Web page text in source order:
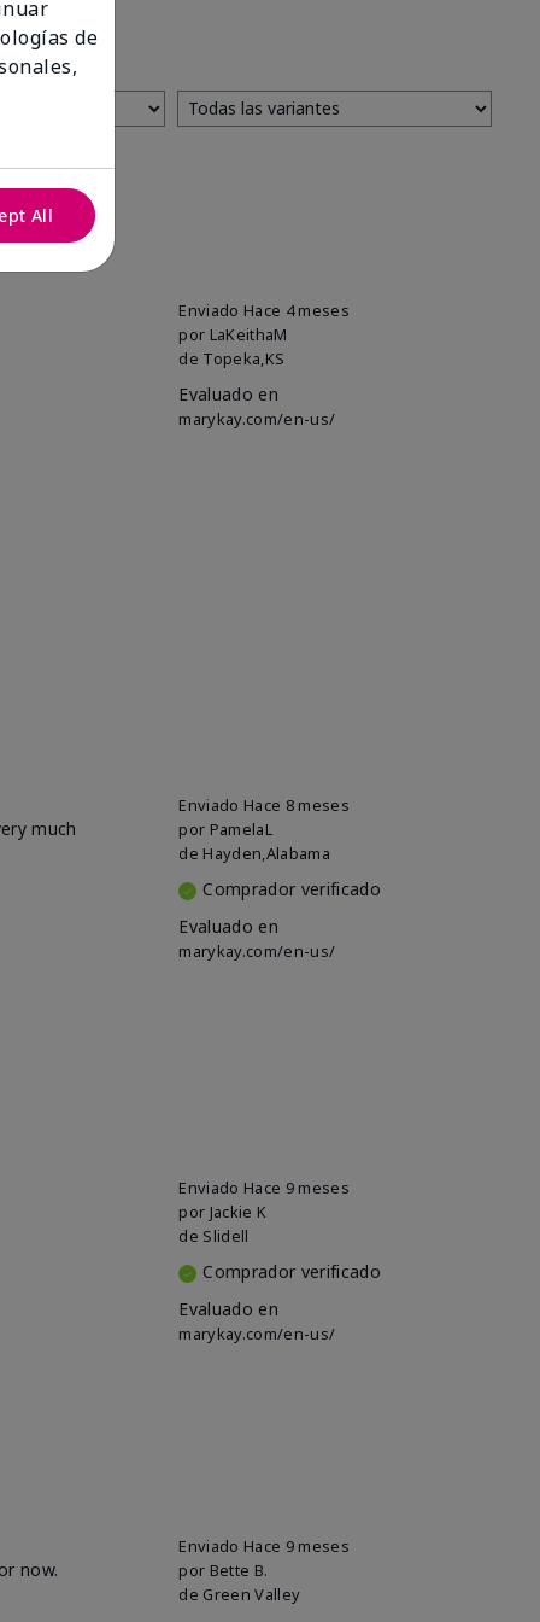
Enviado Hace 4 meses
por LaKeithaM
de Topeka,KS
Evaluado en
marykay.com/en-us/
Enviado Hace 8 meses
por PamelaL
de Hayden,Alabama
Comprador verificado
Evaluado en
marykay.com/en-us/
much
Enviado Hace 9 meses
por Jackie K
de Slidell
Comprador verificado
Evaluado en
marykay.com/en-us/
Enviado Hace 9 meses
por Bette B.
de Green Valley
now.
de
All